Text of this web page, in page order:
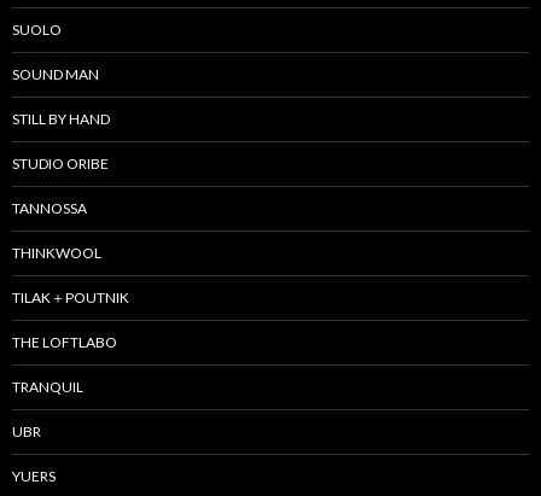
SUOLO
SOUND MAN
STILL BY HAND
STUDIO ORIBE
TANNOSSA
THINKWOOL
TILAK＋POUTNIK
THE LOFTLABO
TRANQUIL
UBR
YUERS